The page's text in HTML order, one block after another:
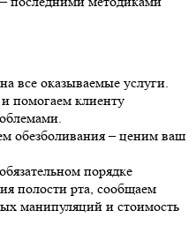
все оказываемые услуги.
помогаем клиенту
обезболивания – ценим ваш
порядке
полости рта, сообщаем
манипуляций и стоимость